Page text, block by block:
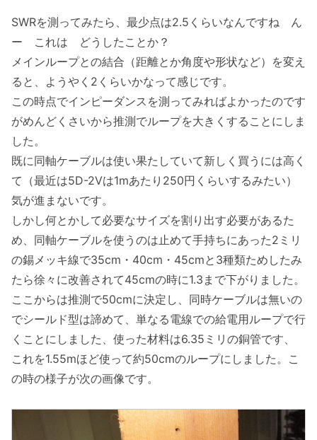
SWRを測ってみたら、最少点は2.5くらいなんですね ん
ー これは どうしたことか？
メインループとの結合（距離とか角度や形状など）を変え
ると、ようやく2くらいかなって感じです。
この時点でインピーダンスを測ってみればよかったのです
がめんどくさいから推測でループを大きくすることにしま
した。
既に同軸ケーブルは使い果たしていて新しく買うには高く
て（最近は5D-2Vは1mあたり250円くらいするみたい）
気が進まないです。
しかし何とかして必要なサイズを割り出す必要があるた
め、同軸ケーブルを使うのは止めて手持ちにあった2ミリ
の錫メッキ線で35cm・40cm・45cmと3種類ためしたみ
たら徐々に改善されて45cmの時に1.3まで下がりました。
ここからは推測で50cmに決定し、同時ケーブルは無いの
でシールド型は諦めて、単なる電線での給電用ループで行
くことにしました、使った材料は6.35ミリの銅管です、
これを1.55mほど使って約50cmのループにしました。こ
の時の様子が次の画像です。